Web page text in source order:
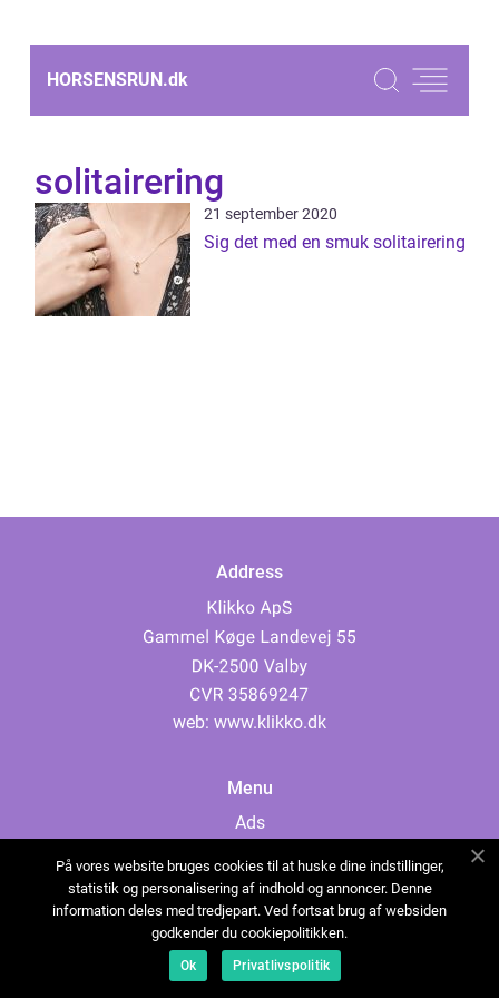
HORSENSRUN.dk
solitairering
21 september 2020
Sig det med en smuk solitairering
Address
web: www.klikko.dk
Menu
Ads
Cookies
Contact
Sitemap
På vores website bruges cookies til at huske dine indstillinger,
statistik og personalisering af indhold og annoncer. Denne
information deles med tredjepart. Ved fortsat brug af websiden
godkender du cookiepolitikken.
Ok Privatlivspolitik